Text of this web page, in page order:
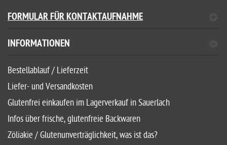
FORMULAR FÜR KONTAKTAUFNAHME
INFORMATIONEN
Bestellablauf / Lieferzeit
Liefer- und Versandkosten
Glutenfrei einkaufen im Lagerverkauf in Sauerlach
Infos über frische, glutenfreie Backwaren
Zöliakie / Glutenunverträglichkeit, was ist das?